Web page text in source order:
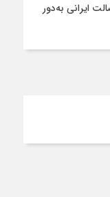
ایرانی به‌دور